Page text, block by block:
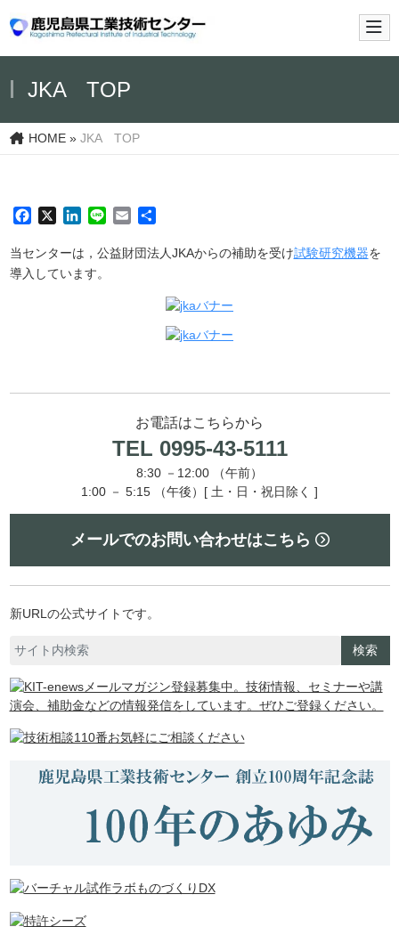
メ
JKA TOP
HOME» JKA TOP
FacebookLinkedIn
Line Email
当センターは，公益財団法人JKAからの補助を受け試験研究機器を
導入しています。
お電話はこちらから
TEL 0995-43-5111
8:30 －12:00 （午前）
1:00 － 5:15 （午後）[ 土・日・祝日除く ]
メールでのお問い合わせはこちら
新URLの公式サイトです。
検索